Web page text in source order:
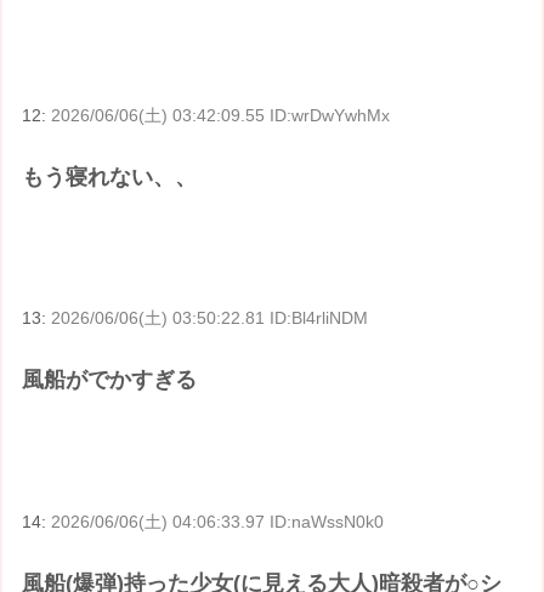
12: 2026/06/06(土) 03:42:09.55 ID:wrDwYwhMx
もう寝れない、、
13:2026/06/06(土) 03:50:22.81 ID:Bl4rliNDM
風船がでかすぎる
14: 2026/06/06(土) 04:06:33.97 ID:naWssN0k0
風船(爆弾)持った少女(に見える大人)暗殺者が○シ